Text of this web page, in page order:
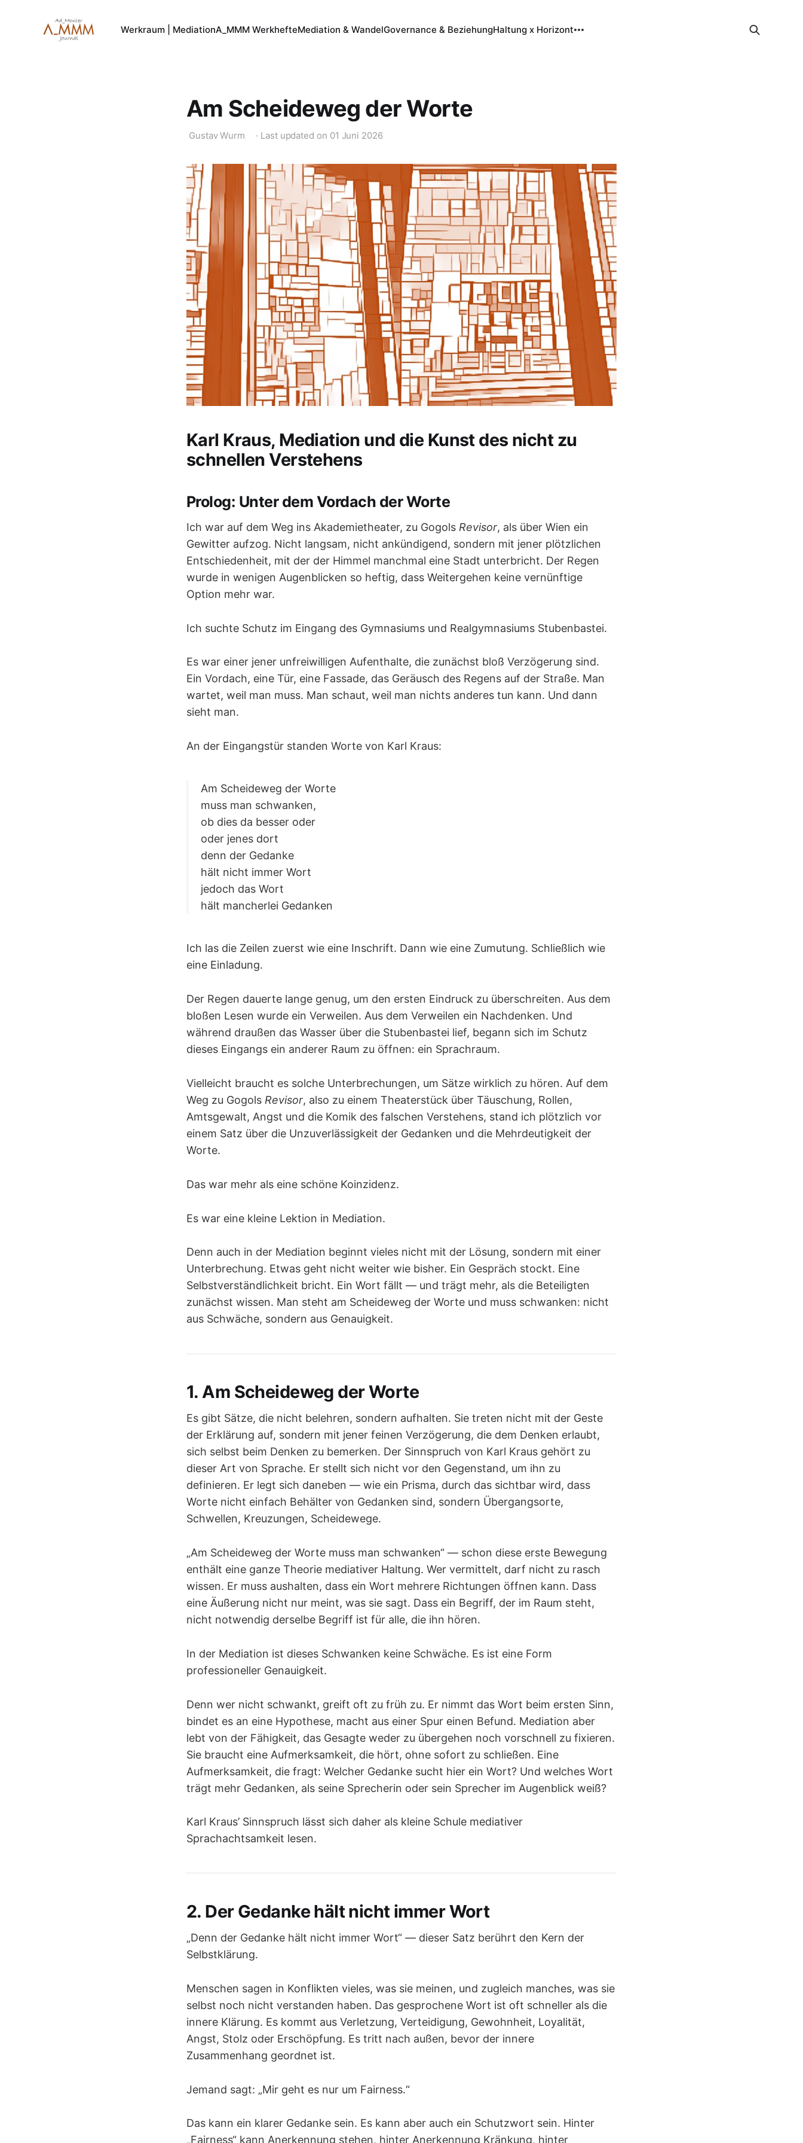
Werkraum | MediationA_MMM WerkhefteMediation & WandelGovernance & BeziehungHaltung x Horizont
Am Scheideweg der Worte
Gustav Wurm · Last updated on 01 Juni 2026
Karl Kraus, Mediation und die Kunst des nicht zu
schnellen Verstehens
Prolog: Unter dem Vordach der Worte
Ich war auf dem Weg ins Akademietheater, zu Gogols Revisor, als über Wien ein
Gewitter aufzog. Nicht langsam, nicht ankündigend, sondern mit jener plötzlichen
Entschiedenheit, mit der der Himmel manchmal eine Stadt unterbricht. Der Regen
wurde in wenigen Augenblicken so heftig, dass Weitergehen keine vernünftige
Option mehr war.
Ich suchte Schutz im Eingang des Gymnasiums und Realgymnasiums Stubenbastei.
Es war einer jener unfreiwilligen Aufenthalte, die zunächst bloß Verzögerung sind.
Ein Vordach, eine Tür, eine Fassade, das Geräusch des Regens auf der Straße. Man
wartet, weil man muss. Man schaut, weil man nichts anderes tun kann. Und dann
sieht man.
An der Eingangstür standen Worte von Karl Kraus:
Am Scheideweg der Worte
muss man schwanken,
ob dies da besser oder
oder jenes dort
denn der Gedanke
hält nicht immer Wort
jedoch das Wort
hält mancherlei Gedanken
Ich las die Zeilen zuerst wie eine Inschrift. Dann wie eine Zumutung. Schließlich wie
eine Einladung.
Der Regen dauerte lange genug, um den ersten Eindruck zu überschreiten. Aus dem
bloßen Lesen wurde ein Verweilen. Aus dem Verweilen ein Nachdenken. Und
während draußen das Wasser über die Stubenbastei lief, begann sich im Schutz
dieses Eingangs ein anderer Raum zu öffnen: ein Sprachraum.
Vielleicht braucht es solche Unterbrechungen, um Sätze wirklich zu hören. Auf dem
Weg zu Gogols Revisor, also zu einem Theaterstück über Täuschung, Rollen,
Amtsgewalt, Angst und die Komik des falschen Verstehens, stand ich plötzlich vor
einem Satz über die Unzuverlässigkeit der Gedanken und die Mehrdeutigkeit der
Worte.
Das war mehr als eine schöne Koinzidenz.
Es war eine kleine Lektion in Mediation.
Denn auch in der Mediation beginnt vieles nicht mit der Lösung, sondern mit einer
Unterbrechung. Etwas geht nicht weiter wie bisher. Ein Gespräch stockt. Eine
Selbstverständlichkeit bricht. Ein Wort fällt — und trägt mehr, als die Beteiligten
zunächst wissen. Man steht am Scheideweg der Worte und muss schwanken: nicht
aus Schwäche, sondern aus Genauigkeit.
1. Am Scheideweg der Worte
Es gibt Sätze, die nicht belehren, sondern aufhalten. Sie treten nicht mit der Geste
der Erklärung auf, sondern mit jener feinen Verzögerung, die dem Denken erlaubt,
sich selbst beim Denken zu bemerken. Der Sinnspruch von Karl Kraus gehört zu
dieser Art von Sprache. Er stellt sich nicht vor den Gegenstand, um ihn zu
definieren. Er legt sich daneben — wie ein Prisma, durch das sichtbar wird, dass
Worte nicht einfach Behälter von Gedanken sind, sondern Übergangsorte,
Schwellen, Kreuzungen, Scheidewege.
„Am Scheideweg der Worte muss man schwanken“ — schon diese erste Bewegung
enthält eine ganze Theorie mediativer Haltung. Wer vermittelt, darf nicht zu rasch
wissen. Er muss aushalten, dass ein Wort mehrere Richtungen öffnen kann. Dass
eine Äußerung nicht nur meint, was sie sagt. Dass ein Begriff, der im Raum steht,
nicht notwendig derselbe Begriff ist für alle, die ihn hören.
In der Mediation ist dieses Schwanken keine Schwäche. Es ist eine Form
professioneller Genauigkeit.
Denn wer nicht schwankt, greift oft zu früh zu. Er nimmt das Wort beim ersten Sinn,
bindet es an eine Hypothese, macht aus einer Spur einen Befund. Mediation aber
lebt von der Fähigkeit, das Gesagte weder zu übergehen noch vorschnell zu fixieren.
Sie braucht eine Aufmerksamkeit, die hört, ohne sofort zu schließen. Eine
Aufmerksamkeit, die fragt: Welcher Gedanke sucht hier ein Wort? Und welches Wort
trägt mehr Gedanken, als seine Sprecherin oder sein Sprecher im Augenblick weiß?
Karl Kraus’ Sinnspruch lässt sich daher als kleine Schule mediativer
Sprachachtsamkeit lesen.
2. Der Gedanke hält nicht immer Wort
„Denn der Gedanke hält nicht immer Wort“ — dieser Satz berührt den Kern der
Selbstklärung.
Menschen sagen in Konflikten vieles, was sie meinen, und zugleich manches, was sie
selbst noch nicht verstanden haben. Das gesprochene Wort ist oft schneller als die
innere Klärung. Es kommt aus Verletzung, Verteidigung, Gewohnheit, Loyalität,
Angst, Stolz oder Erschöpfung. Es tritt nach außen, bevor der innere
Zusammenhang geordnet ist.
Jemand sagt: „Mir geht es nur um Fairness.“
Das kann ein klarer Gedanke sein. Es kann aber auch ein Schutzwort sein. Hinter
„Fairness“ kann Anerkennung stehen, hinter Anerkennung Kränkung, hinter